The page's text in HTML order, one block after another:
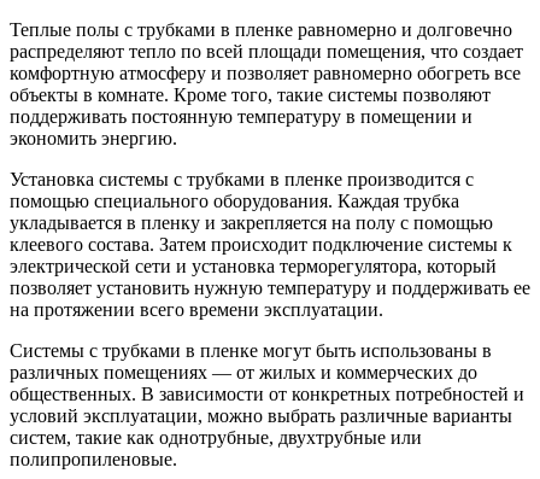
Теплые полы с трубками в пленке равномерно и долговечно
распределяют тепло по всей площади помещения, что создает
комфортную атмосферу и позволяет равномерно обогреть все
объекты в комнате. Кроме того, такие системы позволяют
поддерживать постоянную температуру в помещении и
экономить энергию.
Установка системы с трубками в пленке производится с
помощью специального оборудования. Каждая трубка
укладывается в пленку и закрепляется на полу с помощью
клеевого состава. Затем происходит подключение системы к
электрической сети и установка терморегулятора, который
позволяет установить нужную температуру и поддерживать ее
на протяжении всего времени эксплуатации.
Системы с трубками в пленке могут быть использованы в
различных помещениях — от жилых и коммерческих до
общественных. В зависимости от конкретных потребностей и
условий эксплуатации, можно выбрать различные варианты
систем, такие как однотрубные, двухтрубные или
полипропиленовые.